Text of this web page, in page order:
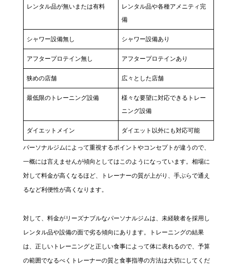
レンタル品が無いまたは有料
レンタル品や各種アメニティ完
備
シャワー設備無し シャワー設備あり
アフタープロテイン無し アフタープロテインあり
狭めの店舗 広々とした店舗
最低限のトレーニング設備
様々な要望に対応できるトレー
ニング設備
ダイエットメイン ダイエット以外にも対応可能
パーソナルジムによって重視するポイントやコンセプトが違うので、
一概には言えませんが傾向としてはこのようになっています。相場に
対して料金が高くなるほど、トレーナーの質が上がり、手ぶらで通え
るなど利便性が高くなります。
対して、料金がリーズナブルなパーソナルジムは、未経験者を採用し
レンタル品や設備の面で劣る傾向にあります。トレーニングの結果
は、正しいトレーニングと正しい食事によって体に表れるので、予算
の範囲でなるべくトレーナーの質と食事指導の方法は大切にしてくだ